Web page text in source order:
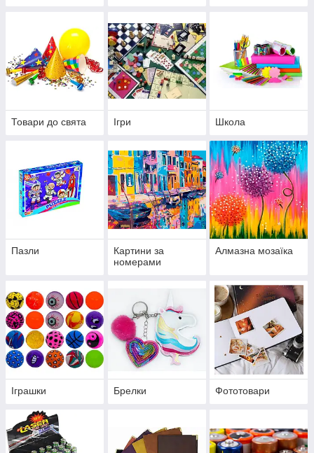
Товари до свята Ігри Школа
Пазли
Картини за
номерами
Алмазна мозаїка
Іграшки Брелки Фототовари